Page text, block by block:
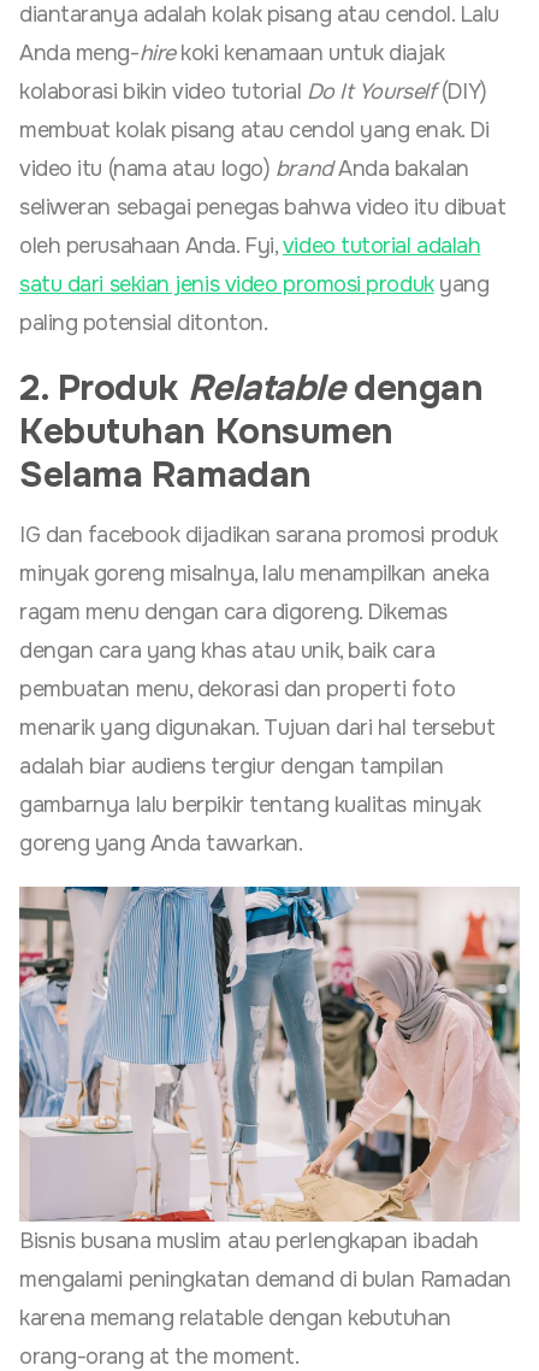
diantaranya adalah kolak pisang atau cendol. Lalu
Anda meng-hirekoki kenamaan untuk diajak
kolaborasi bikin video tutorial Do It Yourself(DIY)
membuat kolak pisang atau cendol yang enak. Di
video itu (nama atau logo) brandAnda bakalan
seliweran sebagai penegas bahwa video itu dibuat
oleh perusahaan Anda. Fyi,video tutorial adalah
satu dari sekian jenis video promosi produkyang
paling potensial ditonton.
2. Produk Relatabledengan
Kebutuhan Konsumen
Selama Ramadan
IG dan facebook dijadikan sarana promosi produk
minyak goreng misalnya, lalu menampilkan aneka
ragam menu dengan cara digoreng. Dikemas
dengan cara yang khas atau unik, baik cara
pembuatan menu, dekorasi dan properti foto
menarik yang digunakan. Tujuan dari hal tersebut
adalah biar audiens tergiur dengan tampilan
gambarnya lalu berpikir tentang kualitas minyak
goreng yang Anda tawarkan.
Bisnis busana muslim atau perlengkapan ibadah
mengalami peningkatan demand di bulan Ramadan
karena memang relatable dengan kebutuhan
orang-orang at the moment.